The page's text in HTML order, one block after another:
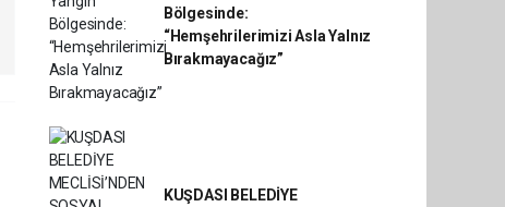
Bölgesinde:
“Hemşehrilerimizi Asla Yalnız
Bırakmayacağız”
KUŞDASI BELEDİYE